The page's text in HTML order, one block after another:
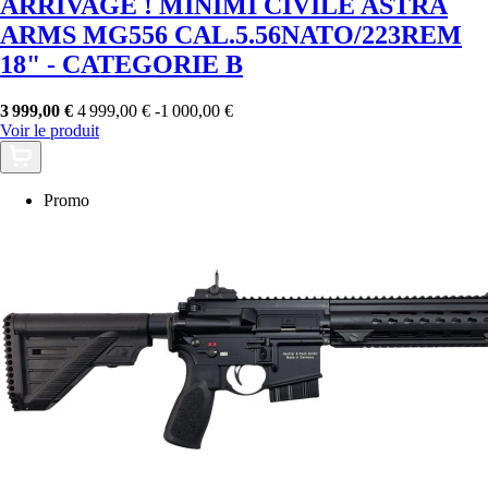
ARMS MG556 CAL.5.56NATO/223REM
18" - CATEGORIE B
3 999,00 € 4 999,00 € -1 000,00 €
Voir le produit
Promo